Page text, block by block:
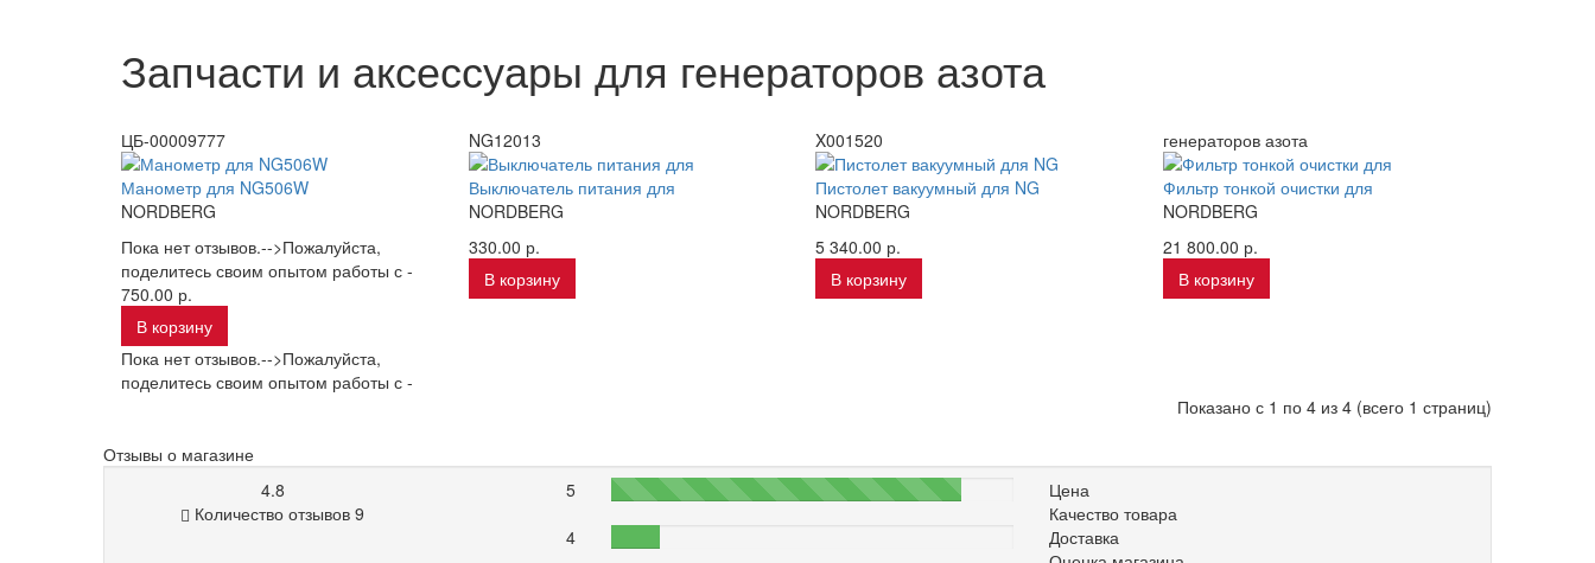
Запчасти и аксессуары для генераторов азота
ЦБ-00009777
Манометр для NG506W
NORDBERG
Пока нет отзывов.-->Пожалуйста,
поделитесь своим опытом работы с -
750.00 р.
В корзину
Пока нет отзывов.-->Пожалуйста,
поделитесь своим опытом работы с -
NG12013
Выключатель питания для
NORDBERG
330.00 р.
В корзину
X001520
Пистолет вакуумный для NG
NORDBERG
5 340.00 р.
В корзину
генераторов азота
Фильтр тонкой очистки для
NORDBERG
21 800.00 р.
В корзину
Показано с 1 по 4 из 4 (всего 1 страниц)
Отзывы о магазине
4.8
Количество отзывов 9
5 87%
4
Цена
Качество товара
Доставка